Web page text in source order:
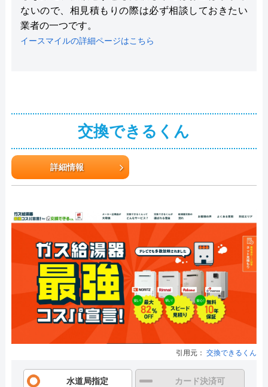
ないので、相見積もりの際は必ず相談しておきたい
業者の一つです。
イースマイルの詳細ページはこちら
交換できるくん
詳細情報
引用元： 交換できるくん
水道局指定 カード決済可